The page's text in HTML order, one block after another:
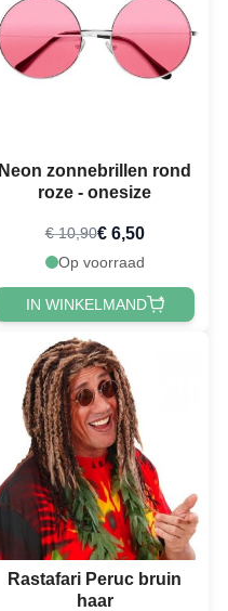
Neon zonnebrillen rond
roze - onesize
€ 10,90€ 6,50
Op voorraad
IN WINKELMAND
Rastafari Peruc bruin
haar